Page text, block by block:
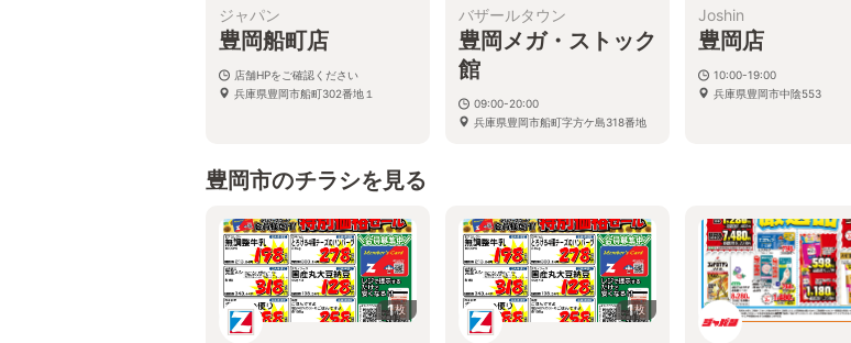
ジャパン
豊岡船町店
店舗HPをご確認ください
兵庫県豊岡市船町302番地１
バザールタウン
豊岡メガ・ストック
館
09:00-20:00
兵庫県豊岡市船町字方ケ島318番地
Joshin
豊岡店
10:00-19:00
兵庫県豊岡市中陰553
豊岡市のチラシを見る
1枚 1枚